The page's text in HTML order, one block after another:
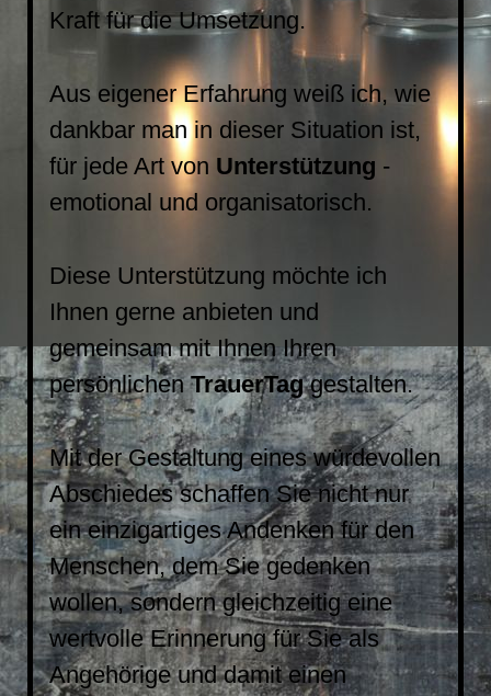
Kraft für die Umsetzung.
Aus eigener Erfahrung weiß ich, wie
dankbar manin dieser Situation ist,
für jede Art von Unterstützung -
emotional und organisatorisch.
Diese Unterstützung möchte ich
Ihnen gerne anbieten und
gemeinsam mit Ihnen Ihren
persönlichenTrauerTaggestalten.
Mit der Gestaltung eines würdevollen
Abschiedes schaffen Sie nicht nur
ein einzigartiges Andenken für den
Menschen, dem Sie gedenken
wollen, sondern gleichzeitig eine
wertvolle Erinnerung für Sie als
Angehörige und damit einen